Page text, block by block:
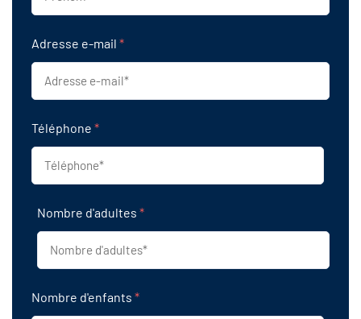
Adresse e-mail *
Téléphone *
Nombre d'adultes *
Nombre d'enfants *